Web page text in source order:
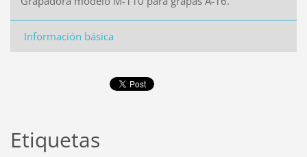
Información básica
Etiquetas